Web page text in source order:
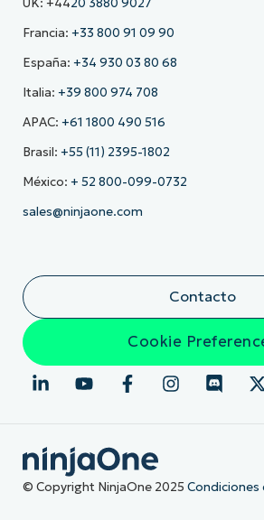
UK: +4420 3880 9027
Francia: +33 800 91 09 90
España: +34 930 03 80 68
Italia: +39 800 974 708
APAC: +61 1800 490 516
Brasil: +55 (11) 2395-1802
México: + 52 800-099-0732
sales@ninjaone.com
Contacto
Cookie
© Copyright NinjaOne 2025 Condiciones